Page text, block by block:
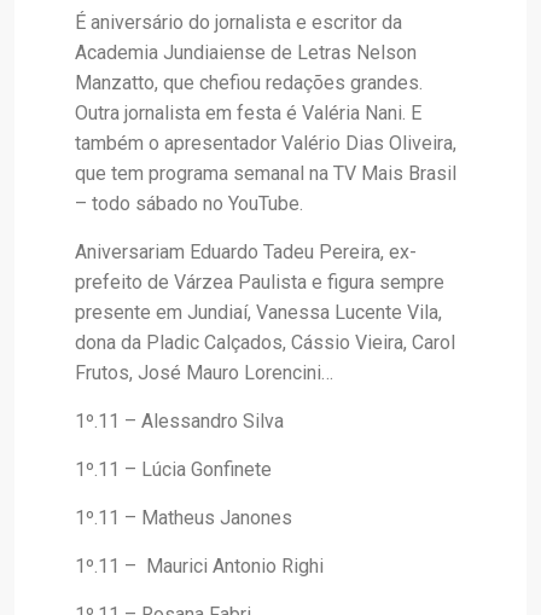
É aniversário do jornalista e escritor da
Academia Jundiaiense de Letras Nelson
Manzatto, que chefiou redações grandes.
Outra jornalista em festa é Valéria Nani. E
também o apresentador Valério Dias Oliveira,
que tem programa semanal na TV Mais Brasil
– todo sábado no YouTube.
Aniversariam Eduardo Tadeu Pereira, ex-
prefeito de Várzea Paulista e figura sempre
presente em Jundiaí, Vanessa Lucente Vila,
dona da Pladic Calçados, Cássio Vieira, Carol
Frutos, José Mauro Lorencini…
1º.11 – Alessandro Silva
1º.11 – Lúcia Gonfinete
1º.11 – Matheus Janones
1º.11 – Maurici Antonio Righi